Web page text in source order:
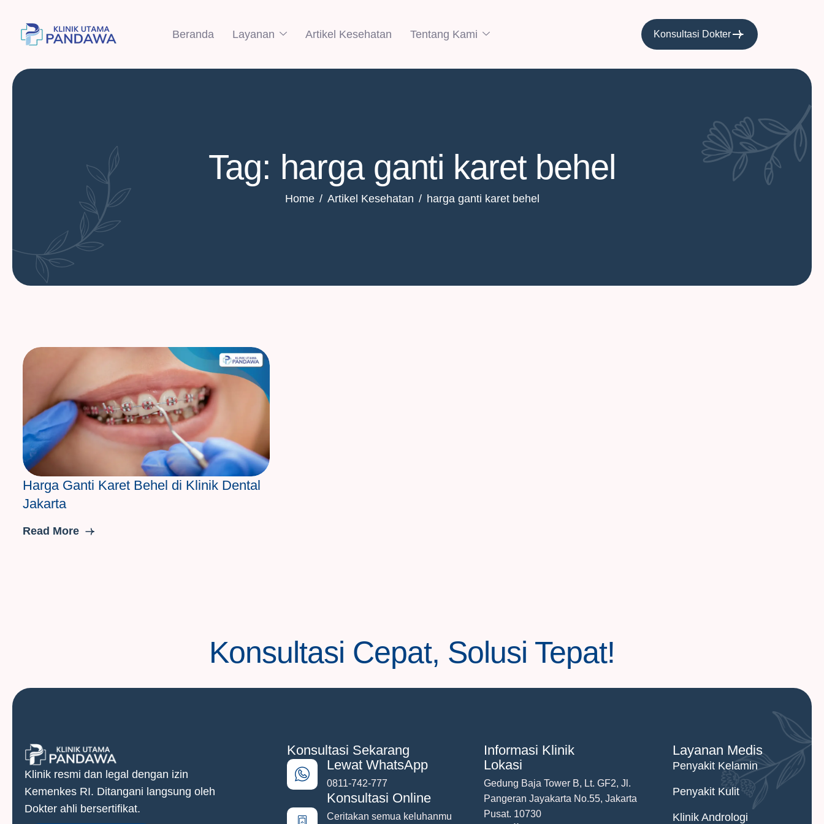
Beranda Layanan Artikel Kesehatan Tentang Kami Konsultasi Dokter
Tag: harga ganti karet behel
Home Artikel Kesehatan harga ganti karet behel
Harga Ganti Karet Behel di Klinik Dental
Jakarta
Read More
Konsultasi Cepat, Solusi Tepat!
Klinik resmi dan legal dengan izin
Kemenkes RI. Ditangani langsung oleh
Dokter ahli bersertifikat.
Konsultasi Sekarang
Lewat WhatsApp
0811-742-777
Konsultasi Online
Ceritakan semua keluhanmu
Informasi Klinik
Lokasi
Gedung Baja Tower B, Lt. GF2, Jl.
Pangeran Jayakarta No.55, Jakarta
Pusat. 10730
Layanan Medis
Penyakit Kelamin
Penyakit Kulit
Klinik Andrologi